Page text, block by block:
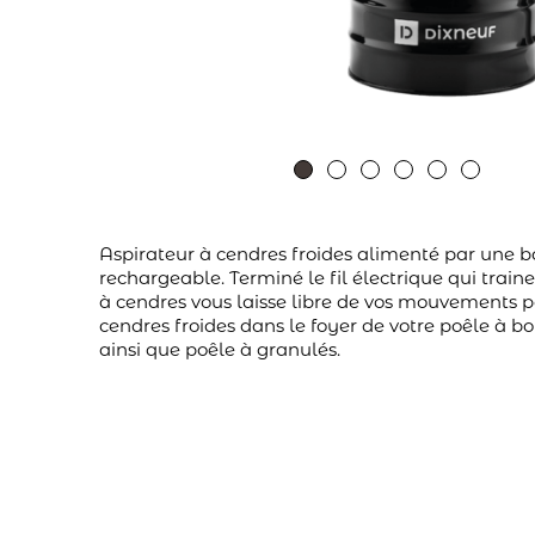
Aspirateur à cendres froides alimenté par une
rechargeable. Terminé le fil électrique qui
à cendres vous laisse libre de vos mouvements
cendres froides dans le foyer de votre poêle à
ainsi que poêle à granulés.